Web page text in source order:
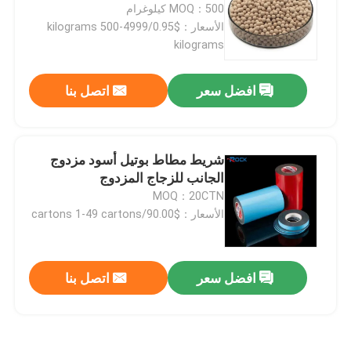
بيت
أشرطة فيديو
معلومات عنا
جولة في المعمل
MOQ：500 كيلوغرام
الأسعار：$0.95/kilograms 500-4999
kilograms
افضل سعر اتصل بنا
شريط مطاط بوتيل أسود مزدوج
الجانب للزجاج المزدوج
MOQ：20CTN
الأسعار：$90.00/cartons 1-49 cartons
افضل سعر اتصل بنا